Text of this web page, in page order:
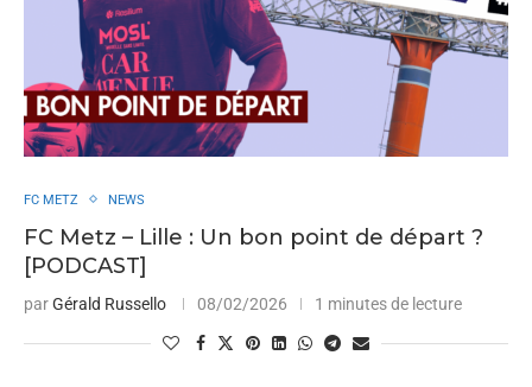
FC METZ NEWS
FC Metz – Lille : Un bon point de départ ?
[PODCAST]
parGérald Russello 08/02/2026 1 minutes de lecture